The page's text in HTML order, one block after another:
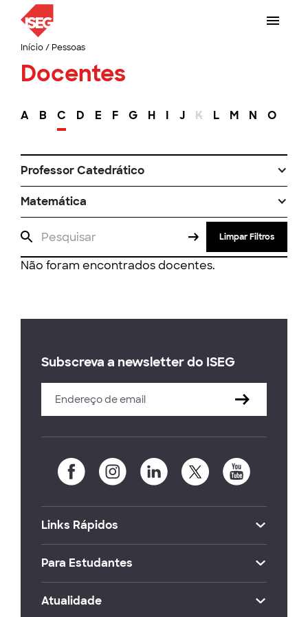
Início/ Pessoas
Docentes
A B C D E F G H I J K L M N O
Professor Catedrático
Matemática
Limpar Filtros
Não foram encontrados docentes.
Subscreva a newsletter do ISEG
Links Rápidos
Para Estudantes
Atualidade